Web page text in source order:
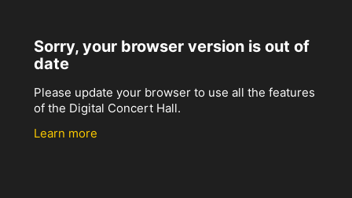
Sorry, your browser version is out of
date
Please update your browser to use all the features
of the Digital Concert Hall.
Learn more